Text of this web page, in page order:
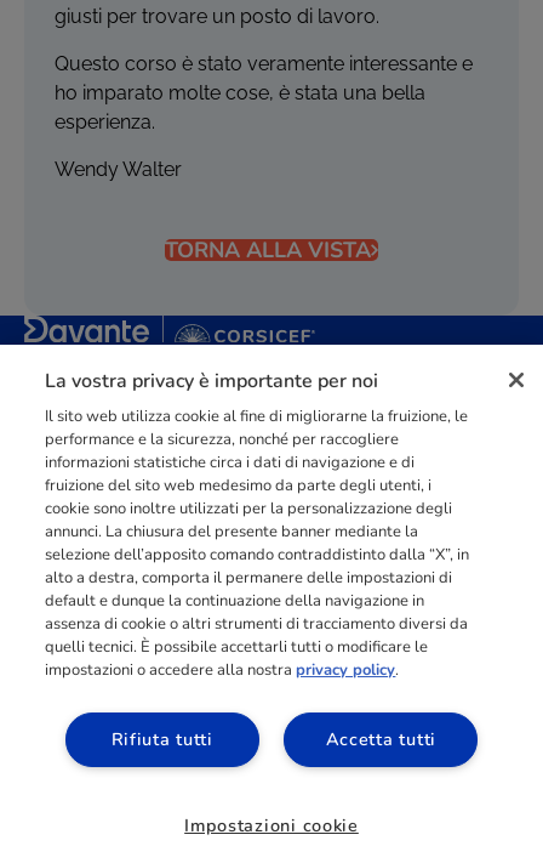
giusti per trovare un posto di lavoro.
Questo corso è stato veramente interessante e
ho imparato molte cose, è stata una bella
esperienza.
Wendy Walter
TORNA ALLA VISTA
Punto di riferimento didimensione europeanella
orientata al mercato del lavoro con più di
raggiunti e formati all’anno tra Spagna, Portogallo e Italia.
03211992123
INFORMAZIONI
RISORSE
ACCESSO AREA
Richiedi informazioni
La vostra privacy è importante per noi
Il sito web utilizza cookie al fine di migliorarne la fruizione, le
performance e la sicurezza, nonché per raccogliere
informazioni statistiche circa i dati di navigazione e di
fruizione del sito web medesimo da parte degli utenti, i
cookie sono inoltre utilizzati per la personalizzazione degli
annunci. La chiusura del presente banner mediante la
selezione dell’apposito comando contraddistinto dalla “X”, in
alto a destra, comporta il permanere delle impostazioni di
default e dunque la continuazione della navigazione in
assenza di cookie o altri strumenti di tracciamento diversi da
quelli tecnici. È possibile accettarli tutti o modificare le
impostazioni o accedere alla nostraprivacy policy.
Accetta tutti
Rifiuta tutti
Impostazioni cookie